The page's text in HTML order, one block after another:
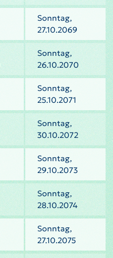
Sonntag,
27.10.2069
Sonntag,
26.10.2070
Sonntag,
25.10.2071
Sonntag,
30.10.2072
Sonntag,
29.10.2073
Sonntag,
28.10.2074
Sonntag,
27.10.2075